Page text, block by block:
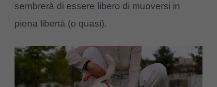
sembrerà di essere libero di muoversi in
piena libertà (o quasi).